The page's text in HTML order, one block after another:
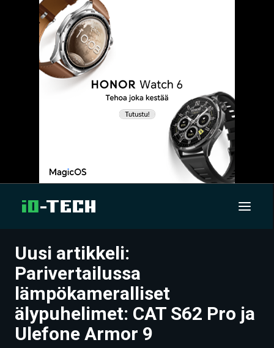
UUTISET
ARTIKKELIT
VIDEOT
TECHBBS
Uusi artikkeli:
Parivertailussa
lämpökameralliset
älypuhelimet: CAT S62 Pro ja
Ulefone Armor 9